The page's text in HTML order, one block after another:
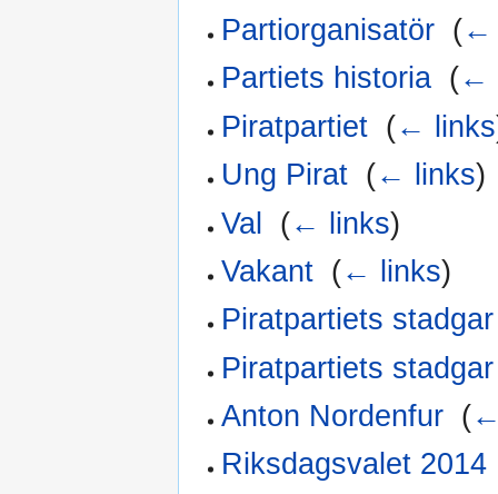
Partiorganisatör (←
Partiets historia (←
Piratpartiet (← links
Ung Pirat (← links)
Val
(← links)
Vakant (← links)
Piratpartiets
Piratpartiets
Anton Nordenfur (
Riksdagsvalet 2014